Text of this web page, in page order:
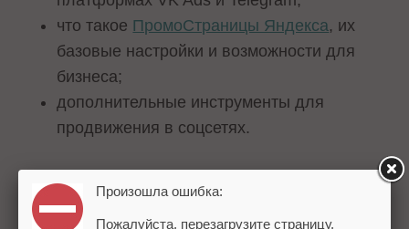
что такое ПромоСтраницы Яндекса, их
базовые настройки и возможности для
бизнеса;
дополнительные инструменты для
продвижения в соцсетях.
Спикер
агентства интернет-рекламы Klimchukovy.ru,
Произошла ошибка:
Пожалуйста, перезагрузите страницу.